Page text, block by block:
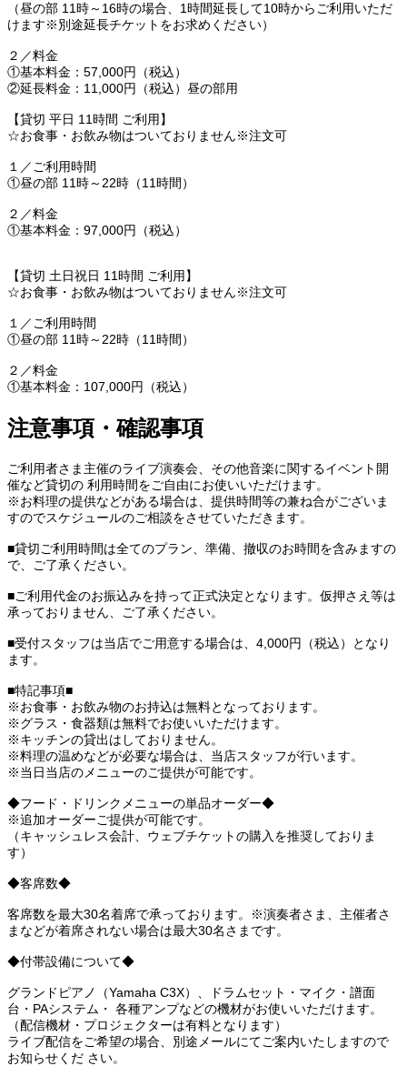
（昼の部 11時～16時の場合、1時間延長して10時からご利用いただ
けます※別途延長チケットをお求めください）
２／料金
①基本料金：57,000円（税込）
②延長料金：11,000円（税込）昼の部用
【貸切 平日 11時間 ご利用】
☆お食事・お飲み物はついておりません※注文可
１／ご利用時間
①昼の部 11時～22時（11時間）
２／料金
①基本料金：97,000円（税込）
【貸切 土日祝日 11時間 ご利用】
☆お食事・お飲み物はついておりません※注文可
１／ご利用時間
①昼の部 11時～22時（11時間）
２／料金
①基本料金：107,000円（税込）
注意事項・確認事項
ご利用者さま主催のライブ演奏会、その他音楽に関するイベント開
催など貸切の 利用時間をご自由にお使いいただけます。
※お料理の提供などがある場合は、提供時間等の兼ね合がございま
すのでスケジュールのご相談をさせていただきます。
■貸切ご利用時間は全てのプラン、準備、撤収のお時間を含みますの
で、ご了承ください。
■ご利用代金のお振込みを持って正式決定となります。仮押さえ等は
承っておりません、ご了承ください。
■受付スタッフは当店でご用意する場合は、4,000円（税込）となり
ます。
■特記事項■
※お食事・お飲み物のお持込は無料となっております。
※グラス・食器類は無料でお使いいただけます。
※キッチンの貸出はしておりません。
※料理の温めなどが必要な場合は、当店スタッフが行います。
※当日当店のメニューのご提供が可能です。
◆フード・ドリンクメニューの単品オーダー◆
※追加オーダーご提供が可能です。
（キャッシュレス会計、ウェブチケットの購入を推奨しておりま
す）
◆客席数◆
客席数を最大30名着席で承っております。※演奏者さま、主催者さ
まなどが着席されない場合は最大30名さまです。
◆付帯設備について◆
グランドピアノ（Yamaha C3X）、ドラムセット・マイク・譜面
台・PAシステム・ 各種アンプなどの機材がお使いいただけます。
（配信機材・プロジェクターは有料となります）
ライブ配信をご希望の場合、別途メールにてご案内いたしますので
お知らせくだ さい。